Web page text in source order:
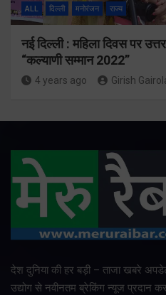
ALL दिल्ली मनोरंजन राज्य
नई दिल्ली : महिला दिवस पर
“कल्याणी सम्मान 2022”
4 years ago Girish
देश दुनिया की हर बड़ी – ताजा खबरे
उद्योग से नवीनतम ब्रेकिंग न्यूज प्रदान